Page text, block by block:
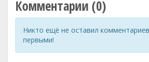
Комментарии (0)
Никто ещё не оставил
первыми!